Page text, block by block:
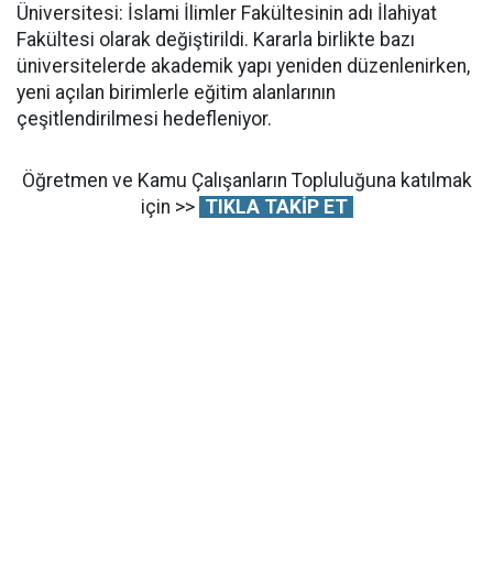
Üniversitesi: İslami İlimler Fakültesinin adı İlahiyat
Fakültesi olarak değiştirildi. Kararla birlikte bazı
üniversitelerde akademik yapı yeniden düzenlenirken,
yeni açılan birimlerle eğitim alanlarının
çeşitlendirilmesi hedefleniyor.
Öğretmen ve Kamu Çalışanların Topluluğuna katılmak
için >> TIKLA TAKİP ET